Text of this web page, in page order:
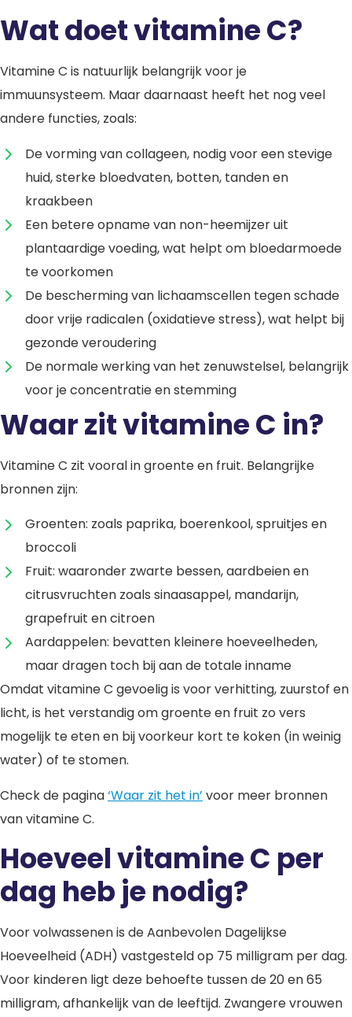
Wat doet vitamine C?
Vitamine C is natuurlijk belangrijk voor je
immuunsysteem. Maar daarnaast heeft het nog veel
andere functies, zoals:
De vorming van collageen, nodig voor een stevige
huid, sterke bloedvaten, botten, tanden en
kraakbeen
Een betere opname van non-heemijzer uit
plantaardige voeding, wat helpt om bloedarmoede
te voorkomen
De bescherming van lichaamscellen tegen schade
door vrije radicalen (oxidatieve stress), wat helpt bij
gezonde veroudering
De normale werking van het zenuwstelsel, belangrijk
voor je concentratie en stemming
Waar zit vitamine C in?
Vitamine C zit vooral in groente en fruit. Belangrijke
bronnen zijn:
Groenten: zoals paprika, boerenkool, spruitjes en
broccoli
Fruit: waaronder zwarte bessen, aardbeien en
citrusvruchten zoals sinaasappel, mandarijn,
grapefruit en citroen
Aardappelen: bevatten kleinere hoeveelheden,
maar dragen toch bij aan de totale inname
Omdat vitamine C gevoelig is voor verhitting, zuurstof en
licht, is het verstandig om groente en fruit zo vers
mogelijk te eten en bij voorkeur kort te koken (in weinig
water) of te stomen.
Check de pagina‘Waar zit het in’ voor meer bronnen
van vitamine C.
Hoeveel vitamine C per
dag heb je nodig?
Voor volwassenen is de Aanbevolen Dagelijkse
Hoeveelheid (ADH) vastgesteld op 75 milligram per dag.
Voor kinderen ligt deze behoefte tussen de 20 en 65
milligram, afhankelijk van de leeftijd. Zwangere vrouwen